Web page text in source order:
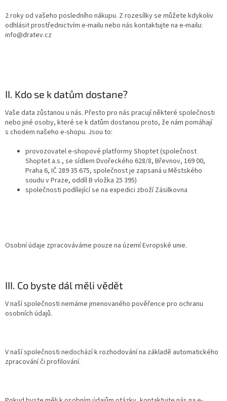
2 roky od vašeho posledního nákupu. Z rozesílky se můžete kdykoliv
odhlásit prostřednictvím e-mailu nebo nás kontaktujte na e-mailu:
info@dratev.cz
II. Kdo se k datům dostane?
Vaše data zůstanou u nás. Přesto pro nás pracují některé společnosti
nebo jiné osoby, které se k datům dostanou proto, že nám pomáhají
s chodem našeho e-shopu. Jsou to:
provozovatel e-shopové platformy Shoptet (společnost
Shoptet a.s., se sídlem Dvořeckého 628/8, Břevnov, 169 00,
Praha 6, IČ 289 35 675, společnost je zapsaná u Městského
soudu v Praze, oddíl B vložka 25 395)
společnosti podílející se na expedici zboží Zásilkovna
Osobní údaje zpracováváme pouze na území Evropské unie.
III. Co byste dál měli vědět
V naší společnosti nemáme jmenovaného pověřence pro ochranu
osobních údajů.
V naší společnosti nedochází k rozhodování na základě automatického
zpracování či profilování.